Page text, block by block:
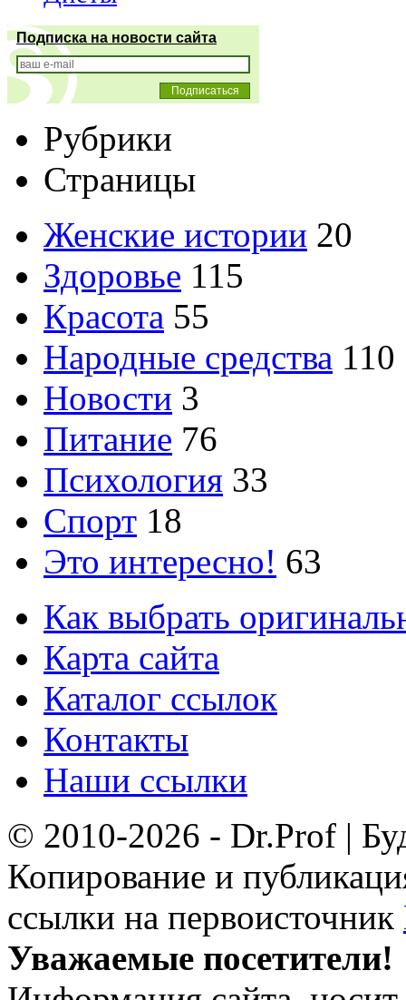
Подписка на новости сайта
Рубрики
Страницы
Женские истории 20
Здоровье 115
Красота 55
Народные средства 110
Новости 3
Питание 76
Психология 33
Спорт 18
Это интересно! 63
Как выбрать
Карта сайта
Каталог ссылок
Контакты
Наши ссылки
© 2010-2026 - Dr.Prof |
Копирование и
ссылки на первоисточник
Уважаемые посетители!